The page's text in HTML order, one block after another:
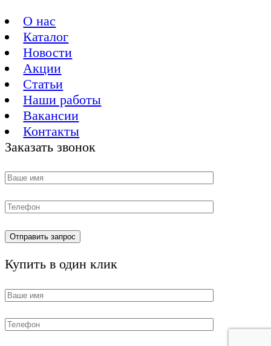
О нас
Каталог
Новости
Акции
Статьи
Наши работы
Вакансии
Контакты
Заказать звонок
Купить в один клик